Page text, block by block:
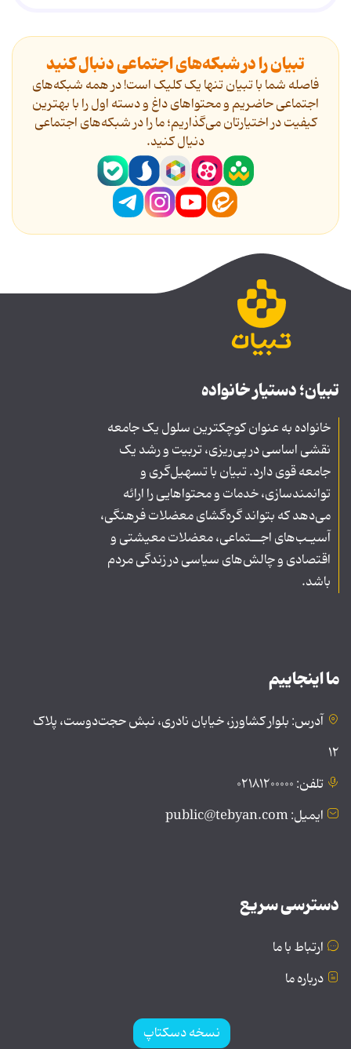
تبیان را در شبکه‌های اجتماعی دنبال کنید
فاصله شما با تبیان تنها یک کلیک است! در همه شبکه‌های
اجتماعی حاضریم و محتواهای داغ و دسته اول را با بهترین
کیفیت در اختیارتان می‌گذاریم؛ ما را در شبکه‌های اجتماعی
دنیال کنید.
تبیان؛ دستیار خانواده
خانواده به عنوان کوچکترین سلول یک جامعه
نقشی اساسی در پی‌ریزی، تربیت و رشد یک
جامعه قوی دارد. تبیان با تسهیل‌گری و
توانمندسازی، خدمات و محتواهایی را ارائه
می‌دهد که بتواند گره‌گشای معضلات فرهنگی،
آسیـب‌های اجــتماعی، معضلات معیشتی و
اقتصادی و چالش‌های سیاسی در زندگی مردم
باشد.
ما اینجاییم
آدرس: بلوار کشاورز، خیابان نادری، نبش حجت‌دوست، پلاک
۱۲
تلفن: ۰۲۱۸۱۲۰۰۰۰۰
ایمیل: public@tebyan.com
دسترسی سریع
ارتباط با ما
درباره ما
نسخه دسکتاپ